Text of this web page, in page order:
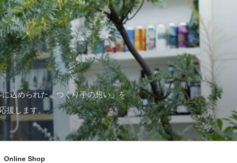
込められた「つくり手の想い」を
援します。
Online Shop